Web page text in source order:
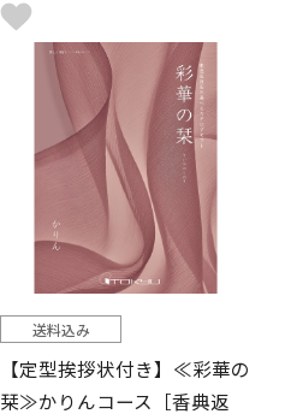
送料込み
【定型挨拶状付き】≪彩華の
栞≫かりんコース［香典返